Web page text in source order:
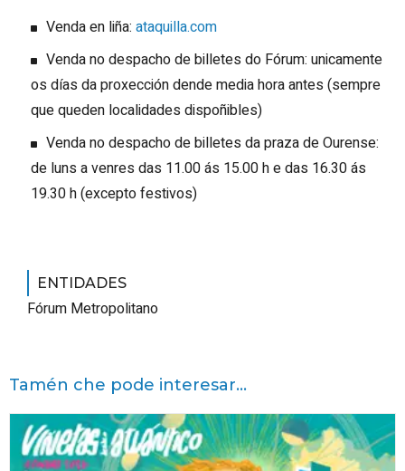
Venda en liña: ataquilla.com
Venda no despacho de billetes do Fórum: unicamente
os días da proxección dende media hora antes (sempre
que queden localidades dispoñibles)
Venda no despacho de billetes da praza de Ourense:
de luns a venres das 11.00 ás 15.00 h e das 16.30 ás
19.30 h (excepto festivos)
ENTIDADES
Fórum Metropolitano
Tamén che pode interesar...